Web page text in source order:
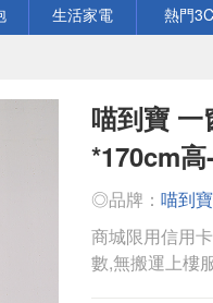
生活家電 熱門3C
喵到寶
*170cm
◎品牌： 喵到寶
商城限用信用
數,無搬運上樓